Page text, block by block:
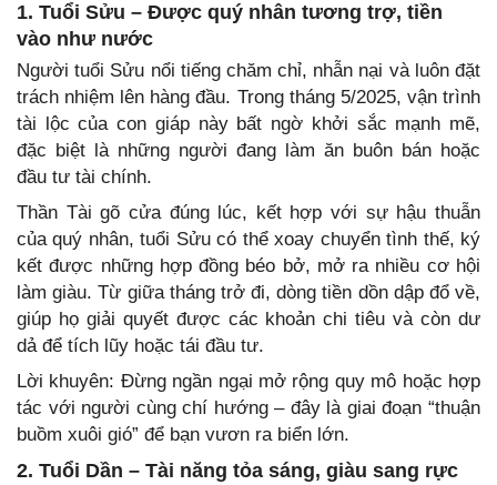
1. Tuổi Sửu – Được quý nhân tương trợ, tiền
vào như nước
Người tuổi Sửu nổi tiếng chăm chỉ, nhẫn nại và luôn đặt
trách nhiệm lên hàng đầu. Trong tháng 5/2025, vận trình
tài lộc của con giáp này bất ngờ khởi sắc mạnh mẽ,
đặc biệt là những người đang làm ăn buôn bán hoặc
đầu tư tài chính.
Thần Tài gõ cửa đúng lúc, kết hợp với sự hậu thuẫn
của quý nhân, tuổi Sửu có thể xoay chuyển tình thế, ký
kết được những hợp đồng béo bở, mở ra nhiều cơ hội
làm giàu. Từ giữa tháng trở đi, dòng tiền dồn dập đổ về,
giúp họ giải quyết được các khoản chi tiêu và còn dư
dả để tích lũy hoặc tái đầu tư.
Lời khuyên: Đừng ngần ngại mở rộng quy mô hoặc hợp
tác với người cùng chí hướng – đây là giai đoạn “thuận
buồm xuôi gió” để bạn vươn ra biển lớn.
2. Tuổi Dần – Tài năng tỏa sáng, giàu sang rực